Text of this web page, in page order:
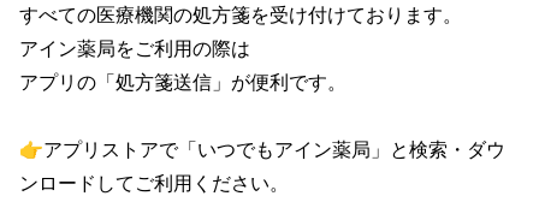
すべての医療機関の処方箋を受け付けております。
アイン薬局をご利用の際は
アプリの「処方箋送信」が便利です。
👉アプリストアで「いつでもアイン薬局」と検索・ダウ
ンロードしてご利用ください。